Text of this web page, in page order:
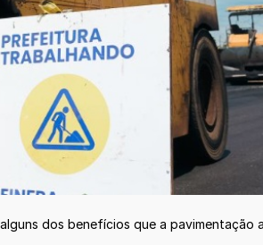
dos benefícios que a